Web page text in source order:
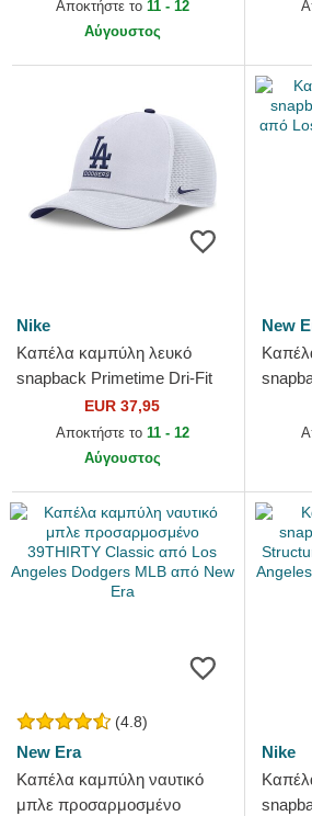
από New Era
Αποκτήστε το 11 - 12
Αύγουστος
Nike
Καπέλα καμπύλη λευκό
snapback Primetime Dri-Fit
Rise Structured από Los
Angeles Dodgers MLB από
EUR 37,95
Αποκτήστε το 11 - 12
Αύγουστος
New
από
MLB
(4.8)
New Era
Καπέλα καμπύλη ναυτικό
μπλε προσαρμοσμένο
Nike